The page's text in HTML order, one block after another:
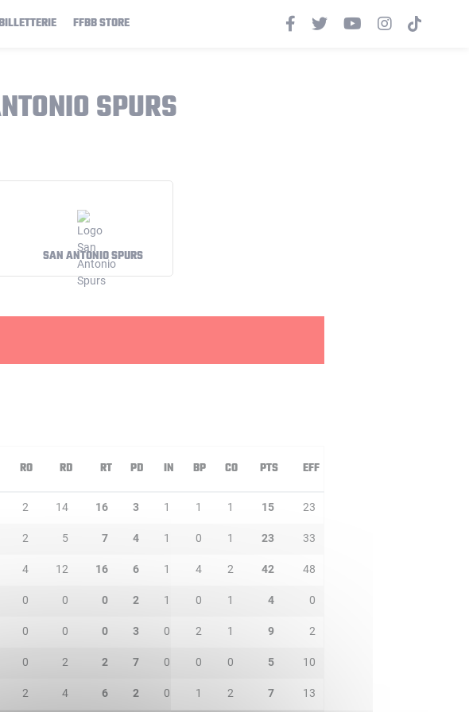
FFBB STORE
SPURS
SAN ANTONIO SPURS
RO RD RT PD IN BP CO PTS EFF
2 14 16 3 1 1 1 15 23
2 5 7 4 1 0 1 23 33
4 12 16 6 1 4 2 42 48
0 0 0 2 1 0 1 4 0
0 0 0 3 0 2 1 9 2
0 2 2 7 0 0 0 5 10
2 4 6 2 0 1 2 7 13